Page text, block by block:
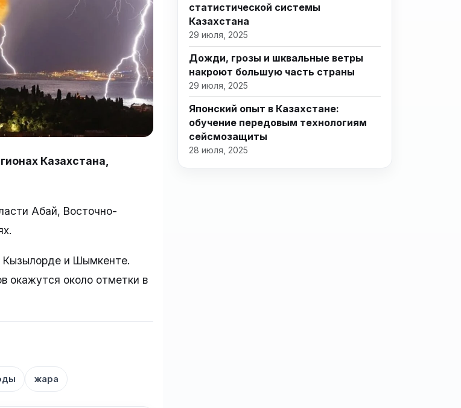
Казахстана,
Абай, Восточно-
Кызылорде и Шымкенте.
окажутся около отметки в
жара
статистической системы
Казахстана
29 июля, 2025
Дожди, грозы и шквальные ветры
накроют большую часть страны
29 июля, 2025
Японский опыт в Казахстане:
обучение передовым технологиям
сейсмозащиты
28 июля, 2025